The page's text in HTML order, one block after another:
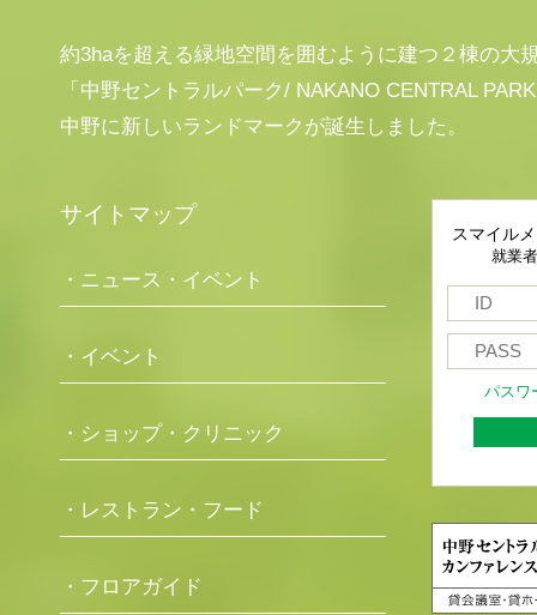
約3haを超える緑地空間を囲むように建つ２棟の大
「中野セントラルパーク/ NAKANO CENTRAL
中野に新しいランドマークが誕生しました。
サイトマップ
・ニュース・イベント
・イベント
・ショップ・クリニック
・レストラン・フード
・フロアガイド
スマイル
就業
パスワ